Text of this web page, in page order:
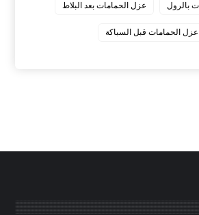
بالرول عزل الحمامات بعد البلاط
عزل الحمامات قبل السباكة